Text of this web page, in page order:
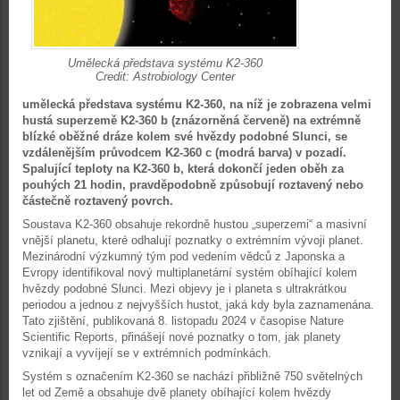
Umělecká představa systému K2-360
Credit: Astrobiology Center
umělecká představa systému K2-360, na níž je zobrazena velmi
hustá superzemě K2-360 b (znázorněná červeně) na extrémně
blízké oběžné dráze kolem své hvězdy podobné Slunci, se
vzdálenějším průvodcem K2-360 c (modrá barva) v pozadí.
Spalující teploty na K2-360 b, která dokončí jeden oběh za
pouhých 21 hodin, pravděpodobně způsobují roztavený nebo
částečně roztavený povrch.
Soustava K2-360 obsahuje rekordně hustou „superzemi“ a masivní
vnější planetu, které odhalují poznatky o extrémním vývoji planet.
Mezinárodní výzkumný tým pod vedením vědců z Japonska a
Evropy identifikoval nový multiplanetární systém obíhající kolem
hvězdy podobné Slunci. Mezi objevy je i planeta s ultrakrátkou
periodou a jednou z nejvyšších hustot, jaká kdy byla zaznamenána.
Tato zjištění, publikovaná 8. listopadu 2024 v časopise Nature
Scientific Reports, přinášejí nové poznatky o tom, jak planety
vznikají a vyvíjejí se v extrémních podmínkách.
Systém s označením K2-360 se nachází přibližně 750 světelných
let od Země a obsahuje dvě planety obíhající kolem hvězdy